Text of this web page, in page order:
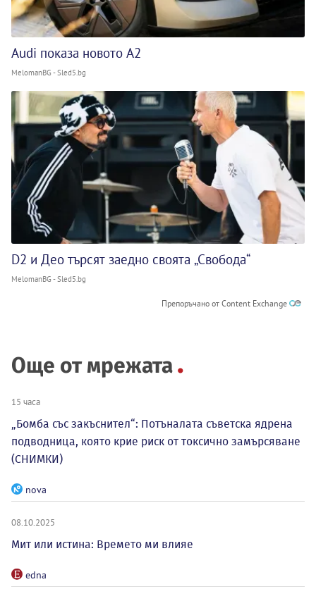
Audi показа новото A2
MelomanBG - Sled5.bg
D2 и Део търсят заедно своята „Свобода“
MelomanBG - Sled5.bg
Препоръчано от Content Exchange
Още от мрежата
15 часа
„Бомба със закъснител“: Потъналата съветска ядрена
подводница, която крие риск от токсично замърсяване
(СНИМКИ)
nova
08.10.2025
Мит или истина: Времето ми влияе
edna